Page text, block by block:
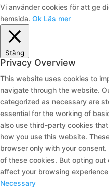
Vi använder cookies för att ge
hemsida. Ok Läs mer
Stäng
Privacy Overview
This website uses cookies to
navigate through the website.
categorized as necessary are
essential for the working of
also use third-party cookies
how you use this website.
browser only with your
of these cookies. But opting
affect your browsing
Necessary